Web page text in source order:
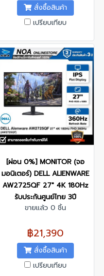
สั่งซื้อสินค้า
เปรียบเทียบ
[ผ่อน 0%] MONITOR (จอ
มอนิเตอร์) DELL ALIENWARE
AW2725QF 27" 4K 180Hz
รับประกันศูนย์ไทย 3ปี
ขายแล้ว 0 ชิ้น
฿21,390
สั่งซื้อสินค้า
เปรียบเทียบ